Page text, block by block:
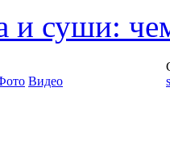
и суши:
Видео